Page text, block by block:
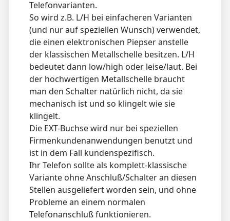
Telefonvarianten.
So wird z.B. L/H bei einfacheren Varianten
(und nur auf speziellen Wunsch) verwendet,
die einen elektronischen Piepser anstelle
der klassischen Metallschelle besitzen. L/H
bedeutet dann low/high oder leise/laut. Bei
der hochwertigen Metallschelle braucht
man den Schalter natürlich nicht, da sie
mechanisch ist und so klingelt wie sie
klingelt.
Die EXT-Buchse wird nur bei speziellen
Firmenkundenanwendungen benutzt und
ist in dem Fall kundenspezifisch.
Ihr Telefon sollte als komplett-klassische
Variante ohne Anschluß/Schalter an diesen
Stellen ausgeliefert worden sein, und ohne
Probleme an einem normalen
Telefonanschluß funktionieren.